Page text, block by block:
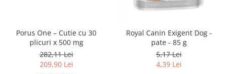
Porus One – Cutie cu 30
plicuri x 500 mg
282,11 Lei
209,90 Lei
Royal Canin Exigent Dog -
pate - 85 g
5,17 Lei
4,39 Lei